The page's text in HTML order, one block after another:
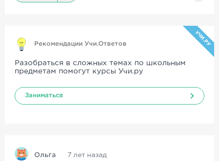
Рекомендации Учи.Ответов УЧИ.РУ
Разобраться в сложных темах по школьным
предметам помогут курсы Учи.ру
Заниматься
Ольга 7 лет назад